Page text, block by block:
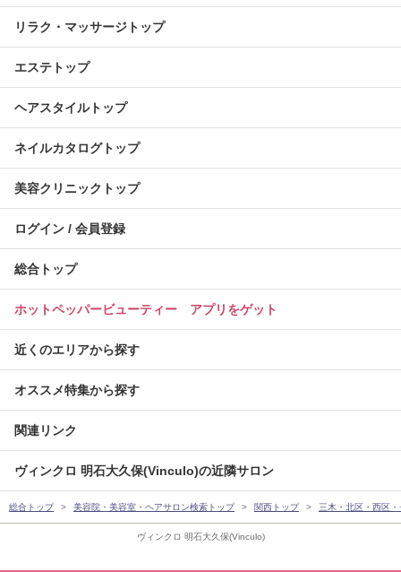
ヴィンクロ 明石大久保(Vinculo)
リラク・マッサージトップ
エステトップ
ヘアスタイルトップ
ネイルカタログトップ
美容クリニックトップ
ログイン / 会員登録
総合トップ
ホットペッパービューティー アプリをゲット
近くのエリアから探す
オススメ特集から探す
関連リンク
ヴィンクロ 明石大久保(Vinculo)の近隣サロン
総合トップ 美容院・美容室・ヘアサロン検索トップ 関西トップ 三木・北区・西区